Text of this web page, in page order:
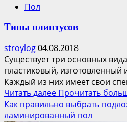
Пол
Типы плинтусов
stroylog04.08.2018
Существует три основных
пластиковый,
Каждый из них имеет свои
Читать далее Прочитать
Как правильно выбрать
ламинированный пол